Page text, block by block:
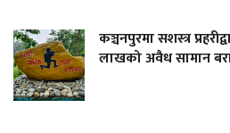
कञ्चनपुरमा सशस्त्र
लाखको अवैध सामान